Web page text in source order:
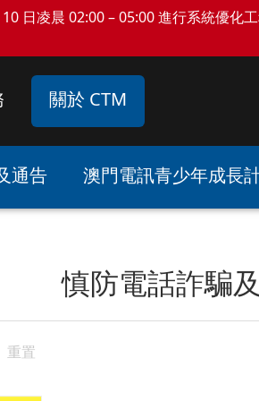
日凌晨 02:00 – 05:00 進行系統優
關於 CTM
通告 澳門電訊青少年成長
慎防電話詐騙
重置